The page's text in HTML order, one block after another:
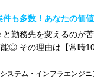
も多数！あなたの価
勤務先を変えるのが
◎ その理由は【常時
ステム・インフラエンジ